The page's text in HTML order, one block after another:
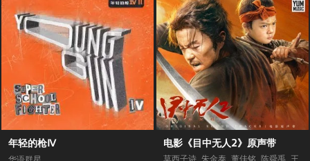
年轻的枪Ⅳ 电影《目中无人2》原声带